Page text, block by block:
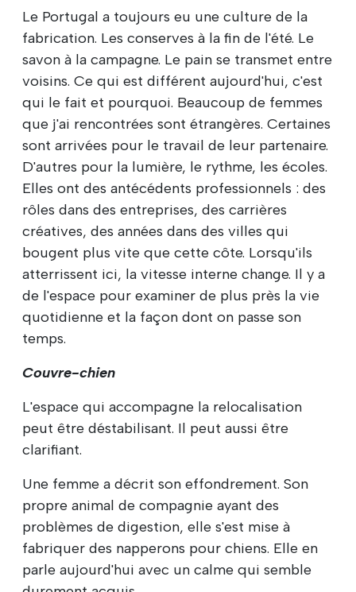
Le Portugal a toujours eu une culture de la
fabrication. Les conserves à la fin de l'été. Le
savon à la campagne. Le pain se transmet entre
voisins. Ce qui est différent aujourd'hui, c'est
qui le fait et pourquoi. Beaucoup de femmes
que j'ai rencontrées sont étrangères. Certaines
sont arrivées pour le travail de leur partenaire.
D'autres pour la lumière, le rythme, les écoles.
Elles ont des antécédents professionnels : des
rôles dans des entreprises, des carrières
créatives, des années dans des villes qui
bougent plus vite que cette côte. Lorsqu'ils
atterrissent ici, la vitesse interne change. Il y a
de l'espace pour examiner de plus près la vie
quotidienne et la façon dont on passe son
temps.
Couvre-chien
L'espace qui accompagne la relocalisation
peut être déstabilisant. Il peut aussi être
clarifiant.
Une femme a décrit son effondrement. Son
propre animal de compagnie ayant des
problèmes de digestion, elle s'est mise à
fabriquer des napperons pour chiens. Elle en
parle aujourd'hui avec un calme qui semble